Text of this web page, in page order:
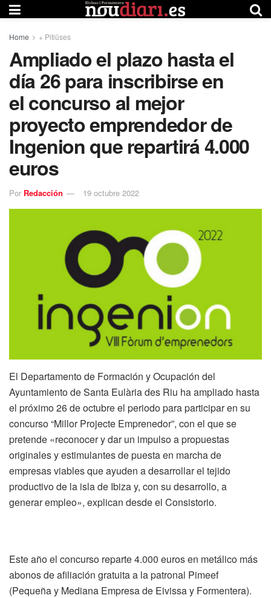
Home + Pitiüses
Ampliado el plazo hasta el
día 26 para inscribirse en
el concurso al mejor
proyecto emprendedor de
Ingenion que repartirá 4.000
euros
Por Redacción 19 octubre 2022
El Departamento de Formación y Ocupación del
Ayuntamiento de Santa Eulària des Riu ha ampliado hasta
el próximo 26 de octubre el periodo para participar en su
concurso “Millor Projecte Emprenedor”, con el que se
pretende «reconocer y dar un impulso a propuestas
originales y estimulantes de puesta en marcha de
empresas viables que ayuden a desarrollar el tejido
productivo de la isla de Ibiza y, con su desarrollo, a
generar empleo», explican desde el Consistorio.
Este año el concurso reparte 4.000 euros en metálico más
abonos de afiliación gratuita a la patronal Pimeef
(Pequeña y Mediana Empresa de Eivissa y Formentera).